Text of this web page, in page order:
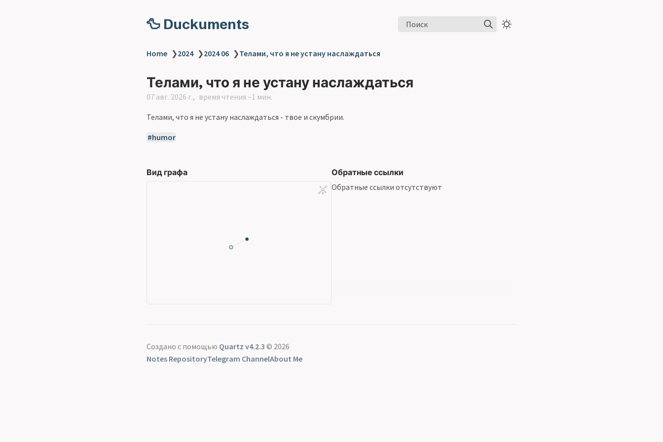
🦆 Duckuments Поиск
Home ❯2024 ❯2024 06 ❯Телами, что я не устану наслаждаться
Телами, что я не устану наслаждаться
07 авг. 2026 г. время чтения ~1 мин.
Телами, что я не устану наслаждаться - твое и скумбрии.
humor
Вид графа
Обратные ссылки
Обратные ссылки отсутствуют
Создано с помощью Quartz v4.2.3 © 2026
Notes RepositoryTelegram ChannelAbout Me